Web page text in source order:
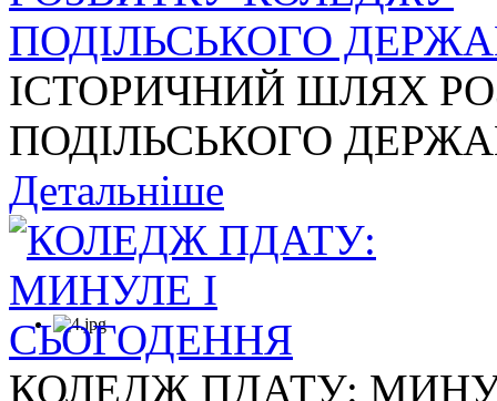
ІСТОРИЧНИЙ ШЛЯХ
ПОДІЛЬСЬКОГО
Детальніше
КОЛЕДЖ ПДАТУ: